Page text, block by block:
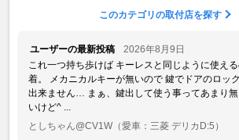
このカテゴリの取付店を探す
ユーザーの最新投稿
2026年8月9日
これ一つ持ち歩けば キーレスと同じように使え
着。 メカニカルキーが無いので 鍵でドアのロッ
出来ません… まぁ、鍵出して使う事ってあまり無
いけど^ ...
としちゃん@CV1W （愛車：三菱 デリカD:5）